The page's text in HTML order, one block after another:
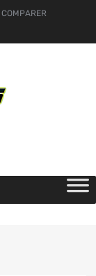
COMPARER